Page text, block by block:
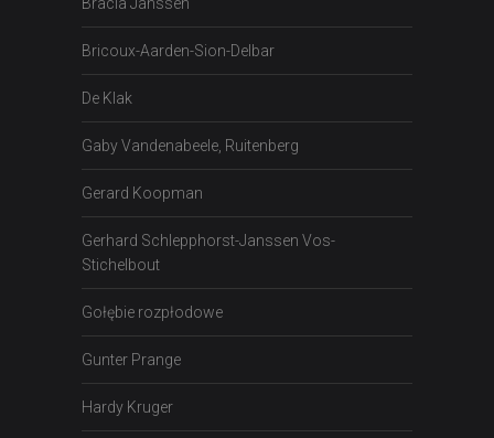
Bricoux-Aarden-Sion-Delbar
De Klak
Gaby Vandenabeele, Ruitenberg
Gerard Koopman
Gerhard Schlepphorst-Janssen Vos-
Stichelbout
Gołębie rozpłodowe
Gunter Prange
Hardy Kruger